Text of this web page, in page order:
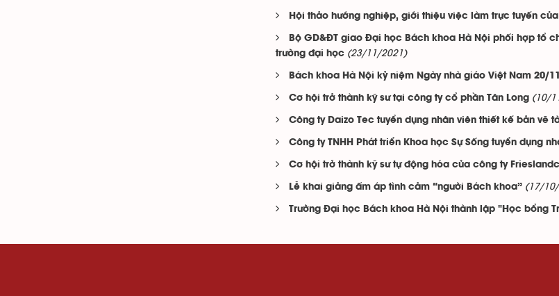
Hội thảo hướng nghiệp, giới thiệu việc làm trực tuyến
Bộ GD&ĐT giao Đại học Bách khoa Hà Nội phối hợp tổ
trường đại học (23/11/2021)
Bách khoa Hà Nội kỷ niệm Ngày nhà giáo Việt Nam 20/11
Cơ hội trở thành kỹ sư tại công ty cổ phần Tân Long (10/
Công ty Daizo Tec tuyển dụng nhân viên thiết kế bản vẽ
Công ty TNHH Phát triển Khoa học Sự Sống tuyển dụng
Cơ hội trở thành kỹ sư tự động hóa của công ty
Lễ khai giảng ấm áp tình cảm “người Bách khoa” (17/
Trường Đại học Bách khoa Hà Nội thành lập "Học bổng